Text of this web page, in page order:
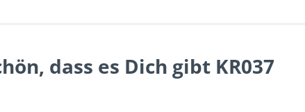
dass es Dich gibt KR037